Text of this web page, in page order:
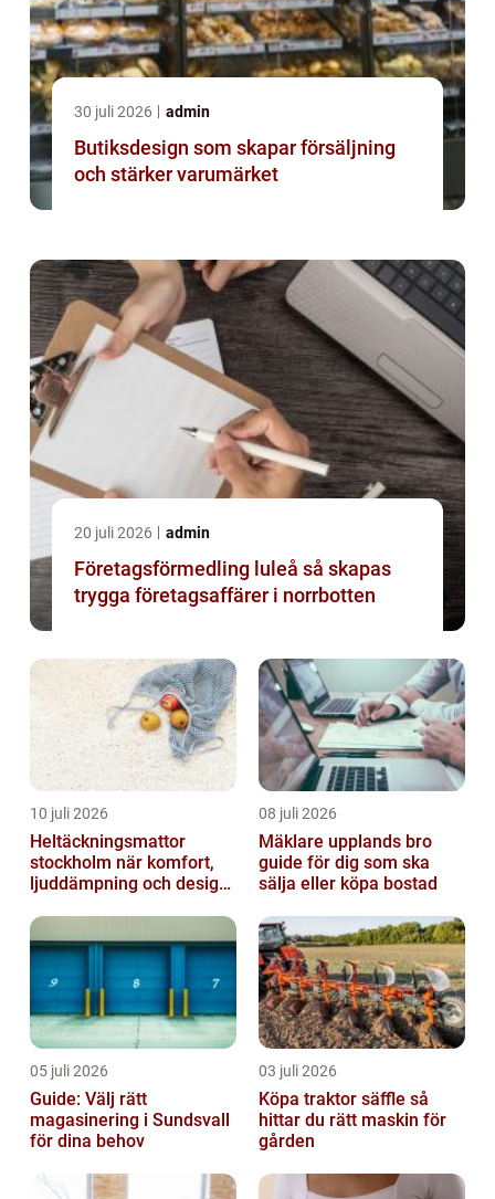
30 juli 2026 admin
Butiksdesign som skapar försäljning
och stärker varumärket
20 juli 2026 admin
Företagsförmedling luleå så skapas
trygga företagsaffärer i norrbotten
10 juli 2026
Heltäckningsmattor
stockholm när komfort,
ljuddämpning och design
08 juli 2026
Mäklare upplands bro
guide för dig som ska
sälja eller köpa bostad
05 juli 2026
Guide: Välj rätt
magasinering i Sundsvall
för dina behov
03 juli 2026
Köpa traktor säffle så
hittar du rätt maskin för
gården